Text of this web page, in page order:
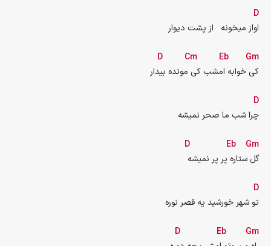
D
اواز میخونه   از پشت دیوار
D Cm Eb
Gm
کی خوابه امشب کی مونده بیدار
D
چرا شب ما صحر نمیشه
D Eb
Gm
گل ستاره پر پر نمیشه
D
تو شهر خورشید یه قصر نوره
D Eb
Gm